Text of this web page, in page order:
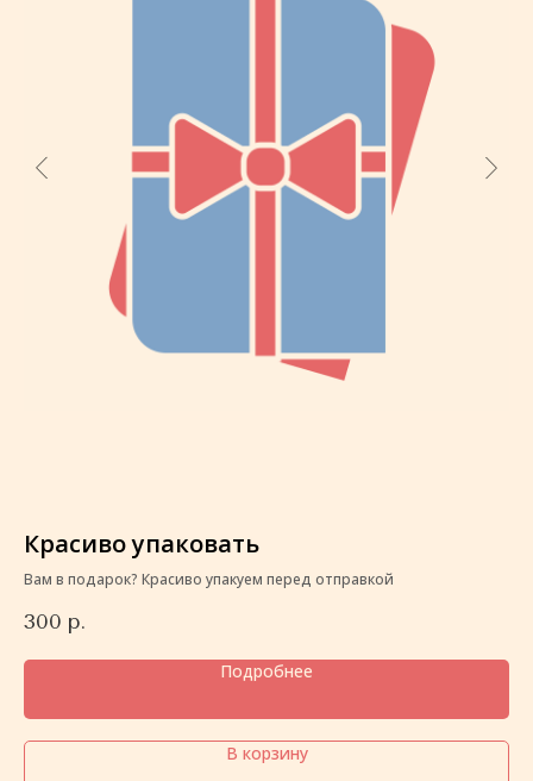
Красиво упаковать
Вам в подарок? Красиво упакуем перед отправкой
300 р.
Подробнее
В корзину